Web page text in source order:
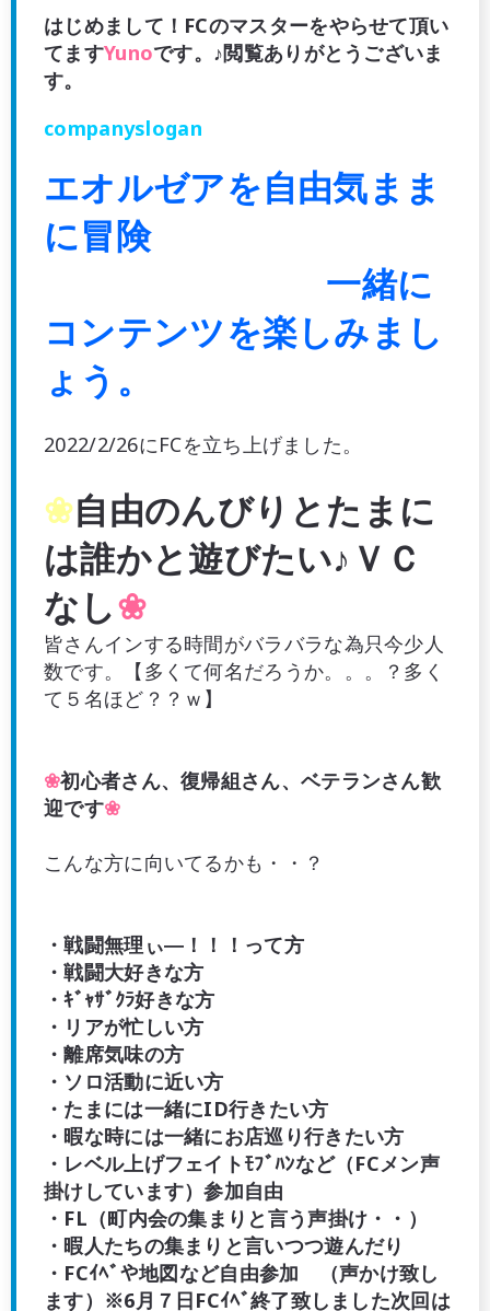
はじめまして！FCのマスターをやらせて頂い
てますYunoです。♪閲覧ありがとうございま
す。
companyslogan
エオルゼアを自由気まま
に冒険
一緒に
コンテンツを楽しみまし
ょう。
‬2022/2/26にFCを立ち上げました。
❀自由のんびりとたまに
は誰かと遊びたい♪ＶＣ
なし❀
皆さんインする時間がバラバラな為只今少人
数です。【多くて何名だろうか。。。？多く
て５名ほど？？ｗ】
❀初心者さん、復帰組さん、ベテランさん歓
迎です❀
こんな方に向いてるかも・・？
・戦闘無理ぃ―！！！って方
・戦闘大好きな方
・ｷﾞｬｻﾞｸﾗ好きな方
・リアが忙しい方
・離席気味の方
・ソロ活動に近い方
・たまには一緒にID行きたい方
・暇な時には一緒にお店巡り行きたい方
・レベル上げフェイトﾓﾌﾞﾊﾝなど（FCメン声
掛けしています）参加自由
・FL（町内会の集まりと言う声掛け・・）
・暇人たちの集まりと言いつつ遊んだり
・FCｲﾍﾞや地図など自由参加 （声かけ致し
ます）※6月７日FCｲﾍﾞ終了致しました次回は